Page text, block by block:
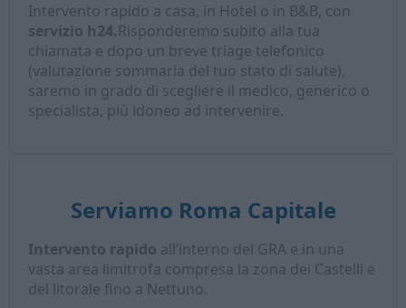
Intervento rapido a casa, in Hotel o in B&B, con
servizio h24.Risponderemo subito alla tua
chiamata e dopo un breve triage telefonico
(valutazione sommaria del tuo stato di salute),
saremo in grado di scegliere il medico, generico o
specialista, più idoneo ad intervenire.
Serviamo Roma Capitale
Intervento rapido all’interno del GRA e in una
vasta area limitrofa compresa la zona dei Castelli e
del litorale fino a Nettuno.